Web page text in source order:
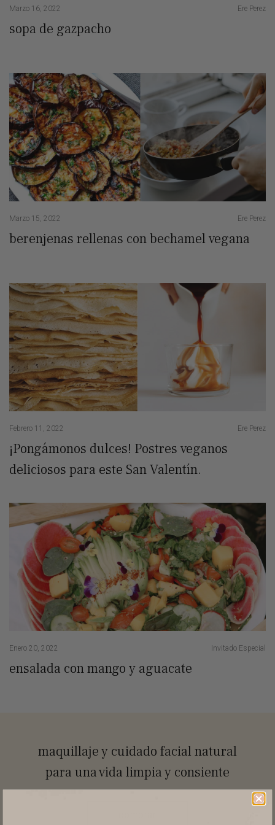
Marzo 16, 2022 Ere Perez
sopa de gazpacho
Marzo 15, 2022 Ere Perez
berenjenas rellenas con bechamel vegana
Febrero 11, 2022 Ere Perez
¡Pongámonos dulces! Postres veganos
deliciosos para este San Valentín.
Enero 20, 2022 Invitado Especial
ensalada con mango y aguacate
maquillaje y cuidado facial natural
para una vida limpia y consiente